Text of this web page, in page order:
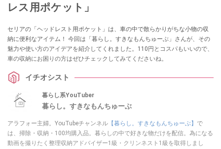
レス用ポケット」
セリアの「ヘッドレスト用ポケット」は、車の中で散らかりがちな小物の収
納に便利なアイテム！ 今回は「暮らし。すきなもんちゅーぶ」さんが、その
魅力や使い方のアイデアを紹介してくれました。110円とコスパもいいので、
車の収納にお困りの方はぜひチェックしてみてくださいね。
イチオシスト
暮らし系YouTuber
暮らし。すきなもんちゅーぶ
アラフォー主婦。YouTubeチャンネル 【暮らし。すきなもんちゅーぶ】 で
は、掃除・収納・100均購入品。暮らしの中で好きな物だけを配信。為になる
動画を撮りたく整理収納アドバイザー1級・クリンネスト1級を取得しまし